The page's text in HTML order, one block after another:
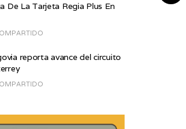
De La Tarjeta Regia Plus En
reporta avance del circuito